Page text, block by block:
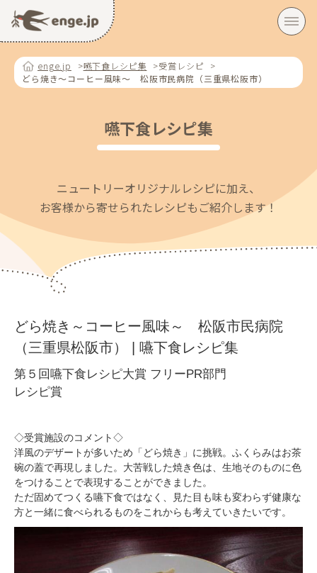
enge.jp 嚥下食レシピ集
受賞レシピ
どら焼き～コーヒー風味～ 松阪市民病院（三重県松阪市）
嚥下食レシピ集
ニュートリーオリジナルレシピに加え、
お客様から寄せられたレシピもご紹介します！
どら焼き～コーヒー風味～ 松阪市民病院
（三重県松阪市） | 嚥下食レシピ集
第５回嚥下食レシピ大賞 フリーPR部門
レシピ賞
◇受賞施設のコメント◇
洋風のデザートが多いため「どら焼き」に挑戦。ふくらみはお茶
碗の蓋で再現しました。大苦戦した焼き色は、生地そのものに色
をつけることで表現することができました。
ただ固めてつくる嚥下食ではなく、見た目も味も変わらず健康な
方と一緒に食べられるものをこれからも考えていきたいです。